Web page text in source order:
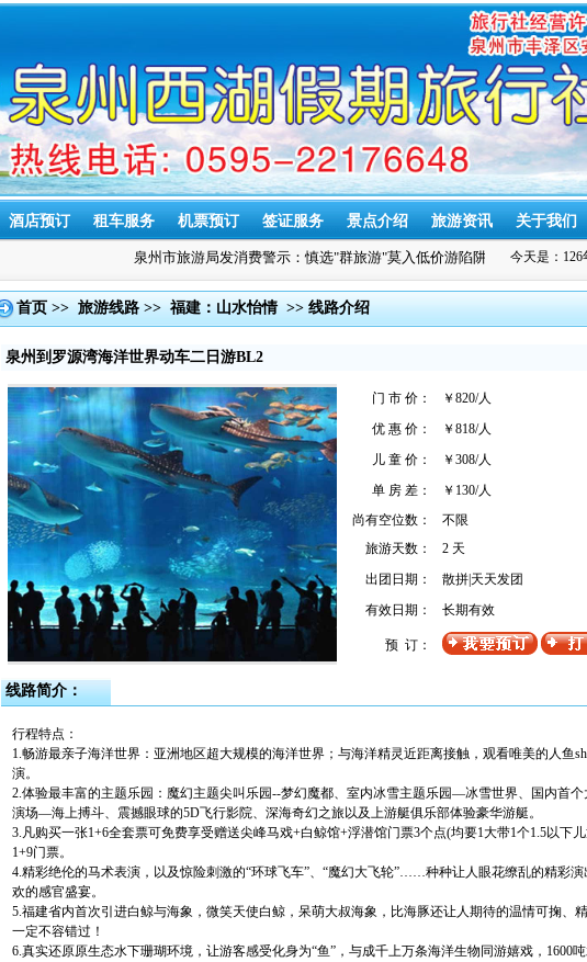
酒店预订 租车服务 机票预订 签证服务 景点介绍 旅游资讯 关于我们
泉州市旅游局发消费警示：慎选"群旅游"莫入低价游陷阱 泉州西湖假期旅
今天是：126
首页 >> 旅游线路>> 福建：山水怡情>> 线路介绍
泉州到罗源湾海洋世界动车二日游BL2
门 市 价：
￥820/人
优 惠 价：
￥818/人
儿 童 价：
￥308/人
单 房 差：
￥130/人
尚有空位数：
不限
旅游天数：
2 天
出团日期：
散拼|天天发团
有效日期：
长期有效
预 订：
线路简介：
行程特点：
1.畅游最亲子海洋世界：亚洲地区超大规模的海洋世界；与海洋精灵近距离接触，观看唯美的人鱼
演。
2.体验最丰富的主题乐园：魔幻主题尖叫乐园--梦幻魔都、室内冰雪主题乐园—冰雪世界、国内首
演场—海上搏斗、震撼眼球的5D飞行影院、深海奇幻之旅以及上游艇俱乐部体验豪华游艇。
3.凡购买一张1+6全套票可免费享受赠送尖峰马戏+白鲸馆+浮潜馆门票3个点(均要1大带1个1.5以下
1+9门票。
4.精彩绝伦的马术表演，以及惊险刺激的“环球飞车”、“魔幻大飞轮”……种种让人眼花缭乱的精彩
欢的感官盛宴。
5.福建省内首次引进白鲸与海象，微笑天使白鲸，呆萌大叔海象，比海豚还让人期待的温情可掬、
一定不容错过！
6.真实还原原生态水下珊瑚环境，让游客感受化身为“鱼”，与成千上万条海洋生物同游嬉戏，1600